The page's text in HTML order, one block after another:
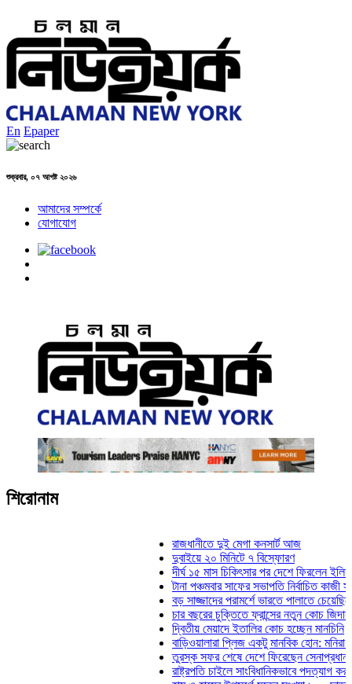
En Epaper
শুক্রবার, ০৭ আগষ্ট ২০২৬
আমাদের সম্পর্কে
যোগাযোগ
শিরোনাম
রাজধানীতে দুই মেগা কনসার্ট আজ
দুবাইয়ে ২০ মিনিটে ৭ বিস্ফোরণ
দীর্ঘ ১৫ মাস চিকিৎসার পর দেশে ফিরলেন ইলিয়াস কাঞ্চন
টানা পঞ্চমবার সাফের সভাপতি নির্বাচিত কাজী সালাহউদ্দিন
বড় সাজ্জাদের পরামর্শে ভারতে পালাতে চেয়েছিলেন
চার বছরের চুক্তিতে ফ্রান্সের নতুন কোচ জিদান
দ্বিতীয় মেয়াদে ইতালির কোচ হচ্ছেন মানচিনি
বাড়িওয়ালারা প্লিজ একটু মানবিক হোন: মনিরা মিঠু
তুরস্ক সফর শেষে দেশে ফিরেছেন সেনাপ্রধান
রাষ্ট্রপতি চাইলে সাংবিধানিকভাবে পদত্যাগ করতে পারেন: